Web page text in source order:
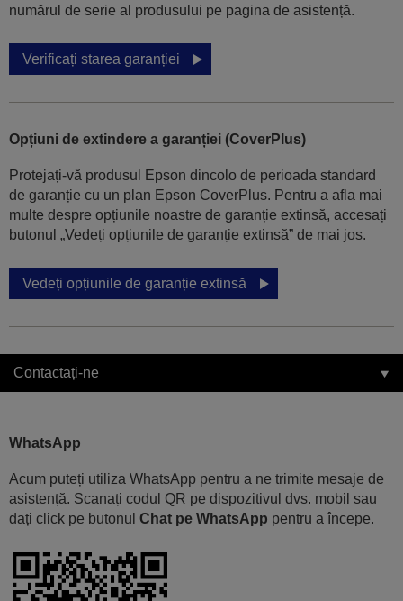
numărul de serie al produsului pe pagina de asistență.
Verificați starea garanției
Opțiuni de extindere a garanției (CoverPlus)
Protejați-vă produsul Epson dincolo de perioada standard
de garanție cu un plan Epson CoverPlus. Pentru a afla mai
multe despre opțiunile noastre de garanție extinsă, accesați
butonul „Vedeți opțiunile de garanție extinsă” de mai jos.
Vedeți opțiunile de garanție extinsă
Contactați-ne
WhatsApp
Acum puteți utiliza WhatsApp pentru a ne trimite mesaje de
asistență. Scanați codul QR pe dispozitivul dvs. mobil sau
dați click pe butonul Chat pe WhatsApp pentru a începe.